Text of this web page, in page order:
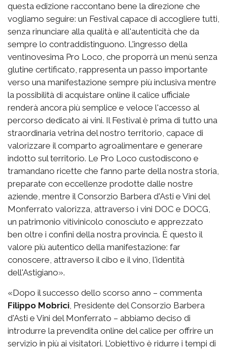
questa edizione raccontano bene la direzione che
vogliamo seguire: un Festival capace di accogliere tutti,
senza rinunciare alla qualità e all'autenticità che da
sempre lo contraddistinguono. L'ingresso della
ventinovesima Pro Loco, che proporrà un menù senza
glutine certificato, rappresenta un passo importante
verso una manifestazione sempre più inclusiva mentre
la possibilità di acquistare online il calice ufficiale
renderà ancora più semplice e veloce l'accesso al
percorso dedicato ai vini. Il Festival è prima di tutto una
straordinaria vetrina del nostro territorio, capace di
valorizzare il comparto agroalimentare e generare
indotto sul territorio. Le Pro Loco custodiscono e
tramandano ricette che fanno parte della nostra storia,
preparate con eccellenze prodotte dalle nostre
aziende, mentre il Consorzio Barbera d'Asti e Vini del
Monferrato valorizza, attraverso i vini DOC e DOCG,
un patrimonio vitivinicolo conosciuto e apprezzato
ben oltre i confini della nostra provincia. È questo il
valore più autentico della manifestazione: far
conoscere, attraverso il cibo e il vino, l'identità
dell'Astigiano».
«Dopo il successo dello scorso anno – commenta
Filippo Mobrici , Presidente del Consorzio Barbera
d'Asti e Vini del Monferrato – abbiamo deciso di
introdurre la prevendita online del calice per offrire un
servizio in più ai visitatori. L'obiettivo è ridurre i tempi di